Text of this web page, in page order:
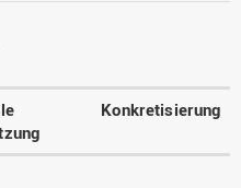
Konkretisierung